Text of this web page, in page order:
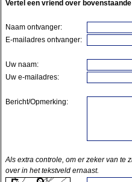
Vertel een vriend over
Naam ontvanger:
E-mailadres ontvanger:
Uw naam:
Uw e-mailadres:
Bericht/Opmerking:
Als extra controle, om er zeker van te
over in het tekstveld ernaast.